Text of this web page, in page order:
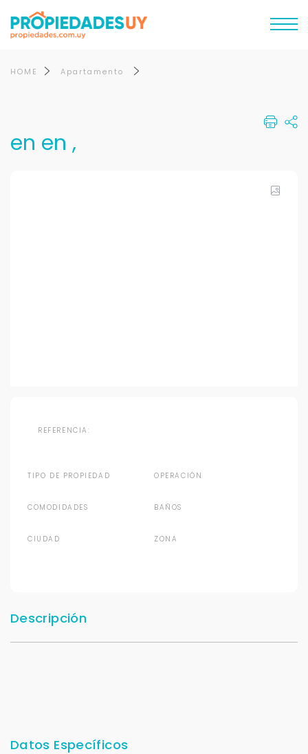
HOME Apartamento
en en ,
REFERENCIA:
TIPO DE PROPIEDAD OPERACIÓN
COMODIDADES BAÑOS
CIUDAD ZONA
Descripción
Datos Específicos